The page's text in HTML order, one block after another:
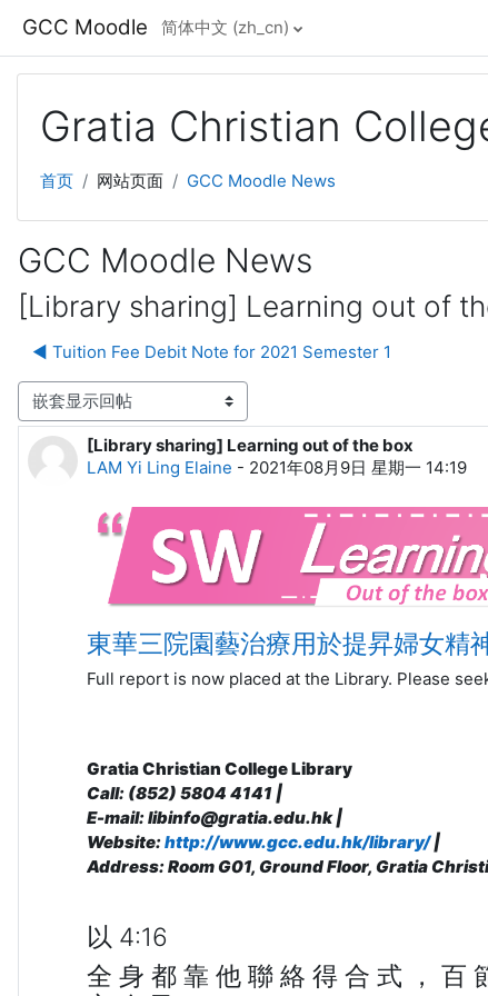
GCC Moodle 简体中文 ‎(zh_cn)‎
Gratia Christian
首页 网站页面 GCC Moodle News
GCC Moodle News
[Library sharing] Learning out of
◀︎ Tuition Fee Debit Note for 2021 Semester 1
模式
[Library sharing] Learning out of the box
LAM Yi Ling Elaine - 2021年08月9日 星期一 14:19
回帖数：0
東華三院園藝治療用於提昇婦女精
Full report is now placed at the Library. Please
Gratia Christian College Library
Call: (852) 5804 4141 |
E-mail: libinfo@gratia.edu.hk |
Website:http://www.gcc.edu.hk/library/|
Address: Room G01, Ground Floor, Gratia
以 4:16
全 身 都 靠 他 聯 絡 得 合 式 ， 百